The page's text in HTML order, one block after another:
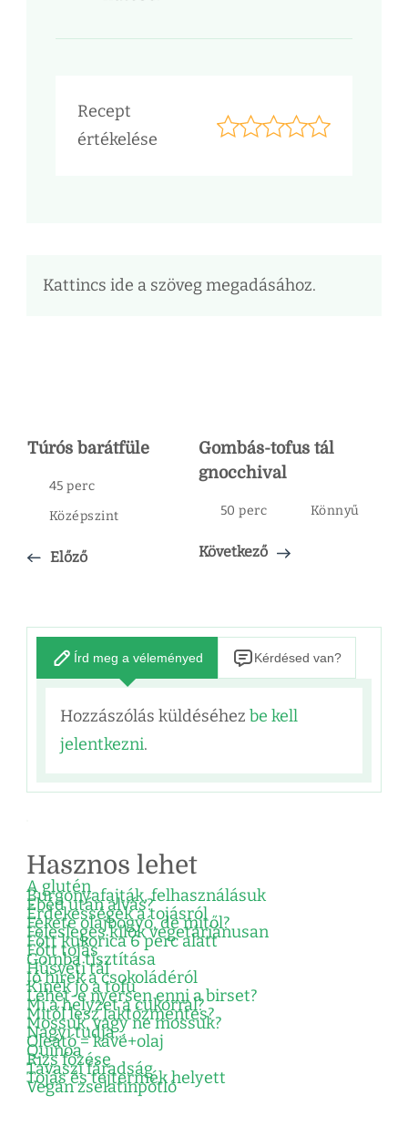
Recept
értékelése
Kattincs ide a szöveg megadásához.
Túrós barátfüle
45 perc
Középszint
Előző
Gombás-tofus tál
gnocchival
50 perc Könnyű
Következő
Írd meg a véleményed Kérdésed van?
Hozzászólás küldéséhez be kell
jelentkezni.
Hasznos lehet
A glutén
Burgonyafajták, felhasználásuk
Ebéd után alvás?
Érdekességek a tojásról
Fekete olajbogyó, de mitől?
Felesleges kilók vegetáriánusan
Főtt kukorica 6 perc alatt
Főtt tojás
Gomba tisztítása
Húsvéti tál
Jó hírek a csokoládéról
Kinek jó a tofu
Lehet-e nyersen enni a birset?
Mi a helyzet a cukorral?
Mitől lesz laktózmentes?
Mossuk, vagy ne mossuk?
Nagyi tudja…
Oleátó = kávé+olaj
Quinoa
Rizs főzése
Tavaszi fáradság
Tojás és tejtermék helyett
Vegán zselatinpótló